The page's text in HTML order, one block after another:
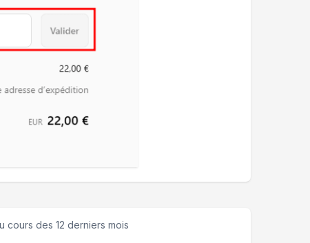
cours des 12 derniers mois